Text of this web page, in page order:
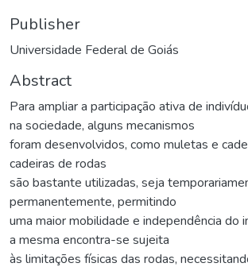
Publisher
Universidade Federal de Goiás
Abstract
Para ampliar a participação ativa de
na sociedade, alguns mecanismos
foram desenvolvidos, como muletas e
cadeiras de rodas
são bastante utilizadas, seja
permanentemente, permitindo
uma maior mobilidade e independência do
a mesma encontra-se sujeita
às limitações físicas das rodas,